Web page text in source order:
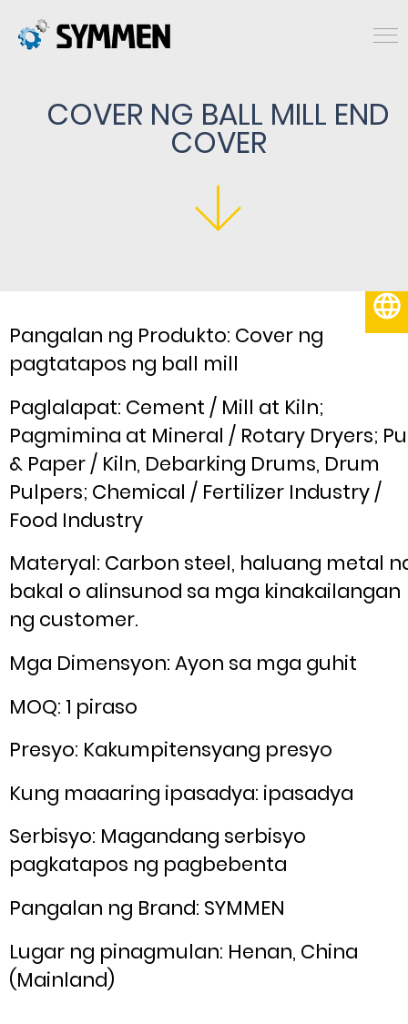
COVER NG BALL MILL END
COVER
Pangalan ng Produkto: Cover ng
pagtatapos ng ball mill
Paglalapat: Cement / Mill at Kiln;
Pagmimina at Mineral / Rotary Dryers;
& Paper / Kiln, Debarking Drums, Drum
Pulpers; Chemical / Fertilizer Industry /
Food Industry
Materyal: Carbon steel, haluang metal
bakal o alinsunod sa mga kinakailangan
ng customer.
Mga Dimensyon: Ayon sa mga guhit
MOQ: 1 piraso
Presyo: Kakumpitensyang presyo
Kung maaaring ipasadya: ipasadya
Serbisyo: Magandang serbisyo
pagkatapos ng pagbebenta
Pangalan ng Brand: SYMMEN
Lugar ng pinagmulan: Henan, China
(Mainland)
Pilipino